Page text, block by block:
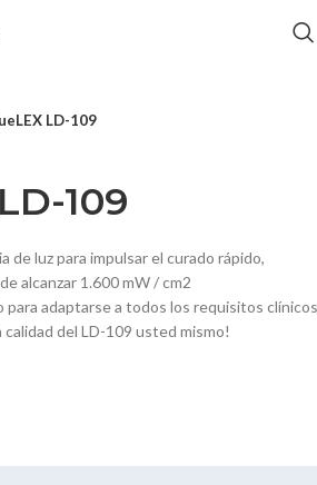
LD-109
109
de luz para impulsar el curado rápido,
alcanzar 1.600 mW / cm2
para adaptarse a todos los requisitos
calidad del LD-109 usted mismo!